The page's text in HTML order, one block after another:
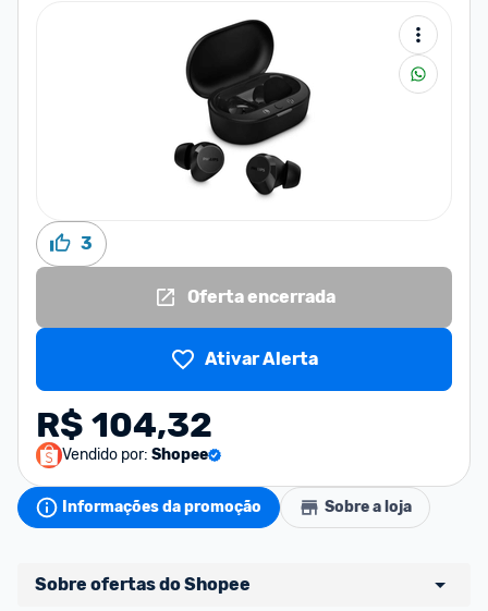
3
Oferta encerrada
Ativar Alerta
R$ 104,32
Vendido por: Shopee
Informações da promoção Sobre a loja
Sobre ofertas do Shopee